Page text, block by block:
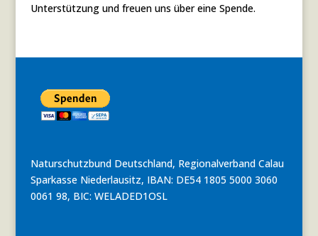
Unterstützung und freuen uns über eine Spende.
Naturschutzbund Deutschland, Regionalverband Calau
Sparkasse Niederlausitz, IBAN: DE54 1805 5000 3060
0061 98, BIC: WELADED1OSL